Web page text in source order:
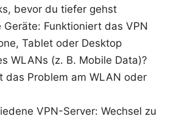
bevor du tiefer gehst
Geräte: Funktioniert das VPN
Tablet oder Desktop
WLANs (z. B. Mobile Data)?
das Problem am WLAN oder
VPN-Server: Wechsel zu